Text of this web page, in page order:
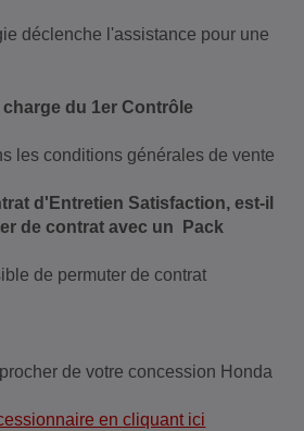
déclenche l'assistance pour une
du 1er Contrôle
les conditions générales de vente
d'Entretien Satisfaction, est-il
de contrat avec un Pack
de permuter de contrat
de votre concession Honda
en cliquant ici